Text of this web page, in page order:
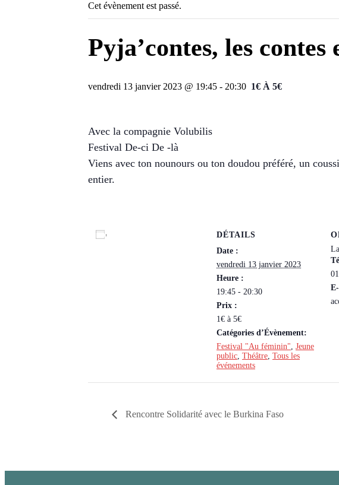
Cet évènement est passé.
Pyja’contes, les contes
vendredi 13 janvier 2023 @ 19:45 - 20:30 1€ À 5€
Avec la compagnie Volubilis
Festival De-ci De -là
Viens avec ton nounours ou ton doudou préféré, un
entier.
DÉTAILS
Date :
vendredi 13 janvier 2023
Heure :
19:45 - 20:30
Prix :
1€ à 5€
Catégories d’Évènement:
Festival "Au féminin" Jeune
public Théâtre Tous les
événements
Rencontre Solidarité avec le Burkina Faso